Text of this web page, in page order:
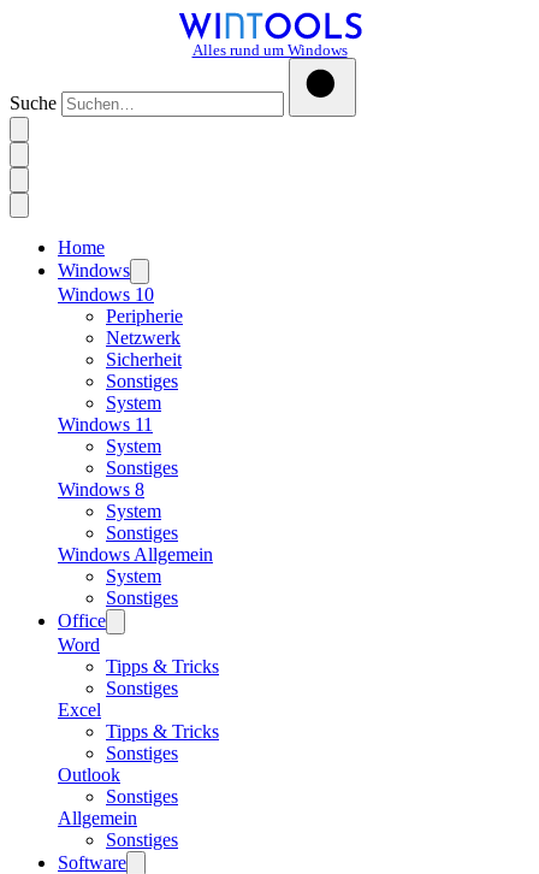
Alles rund um Windows
Suche
Home
Windows
Windows 10
Peripherie
Netzwerk
Sicherheit
Sonstiges
System
Windows 11
System
Sonstiges
Windows 8
System
Sonstiges
Windows Allgemein
System
Sonstiges
Office
Word
Tipps & Tricks
Sonstiges
Excel
Tipps & Tricks
Sonstiges
Outlook
Sonstiges
Allgemein
Sonstiges
Software